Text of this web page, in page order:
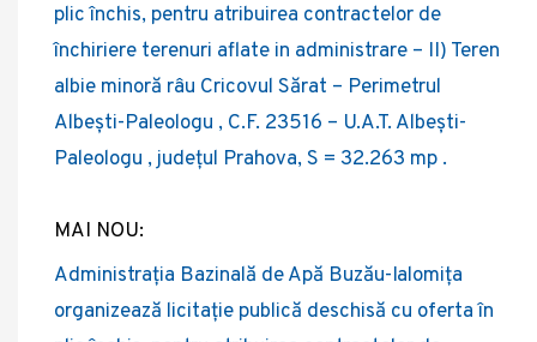
plic închis, pentru atribuirea contractelor de
închiriere terenuri aflate in administrare – II) Teren
albie minoră râu Cricovul Sărat – Perimetrul
Albești-Paleologu , C.F. 23516 – U.A.T. Albești-
Paleologu , județul Prahova, S = 32.263 mp .
MAI NOU:
Administrația Bazinală de Apă Buzău-Ialomița
organizează licitație publică deschisă cu oferta în